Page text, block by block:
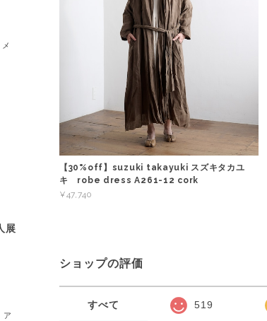
【30%off】suzuki takayuki スズキタカユ
キ robe dress A261-12 cork
¥47,740
ショップの評価
すべて 519
展